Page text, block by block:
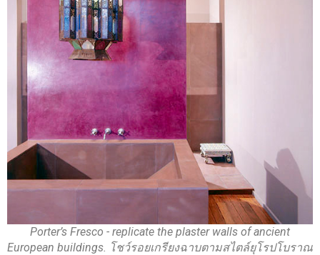
Porter’s Fresco - replicate the plaster walls of ancient
European buildings. โชว์รอยเกรียงฉาบตามสไตล์ยุโรปโบราณ